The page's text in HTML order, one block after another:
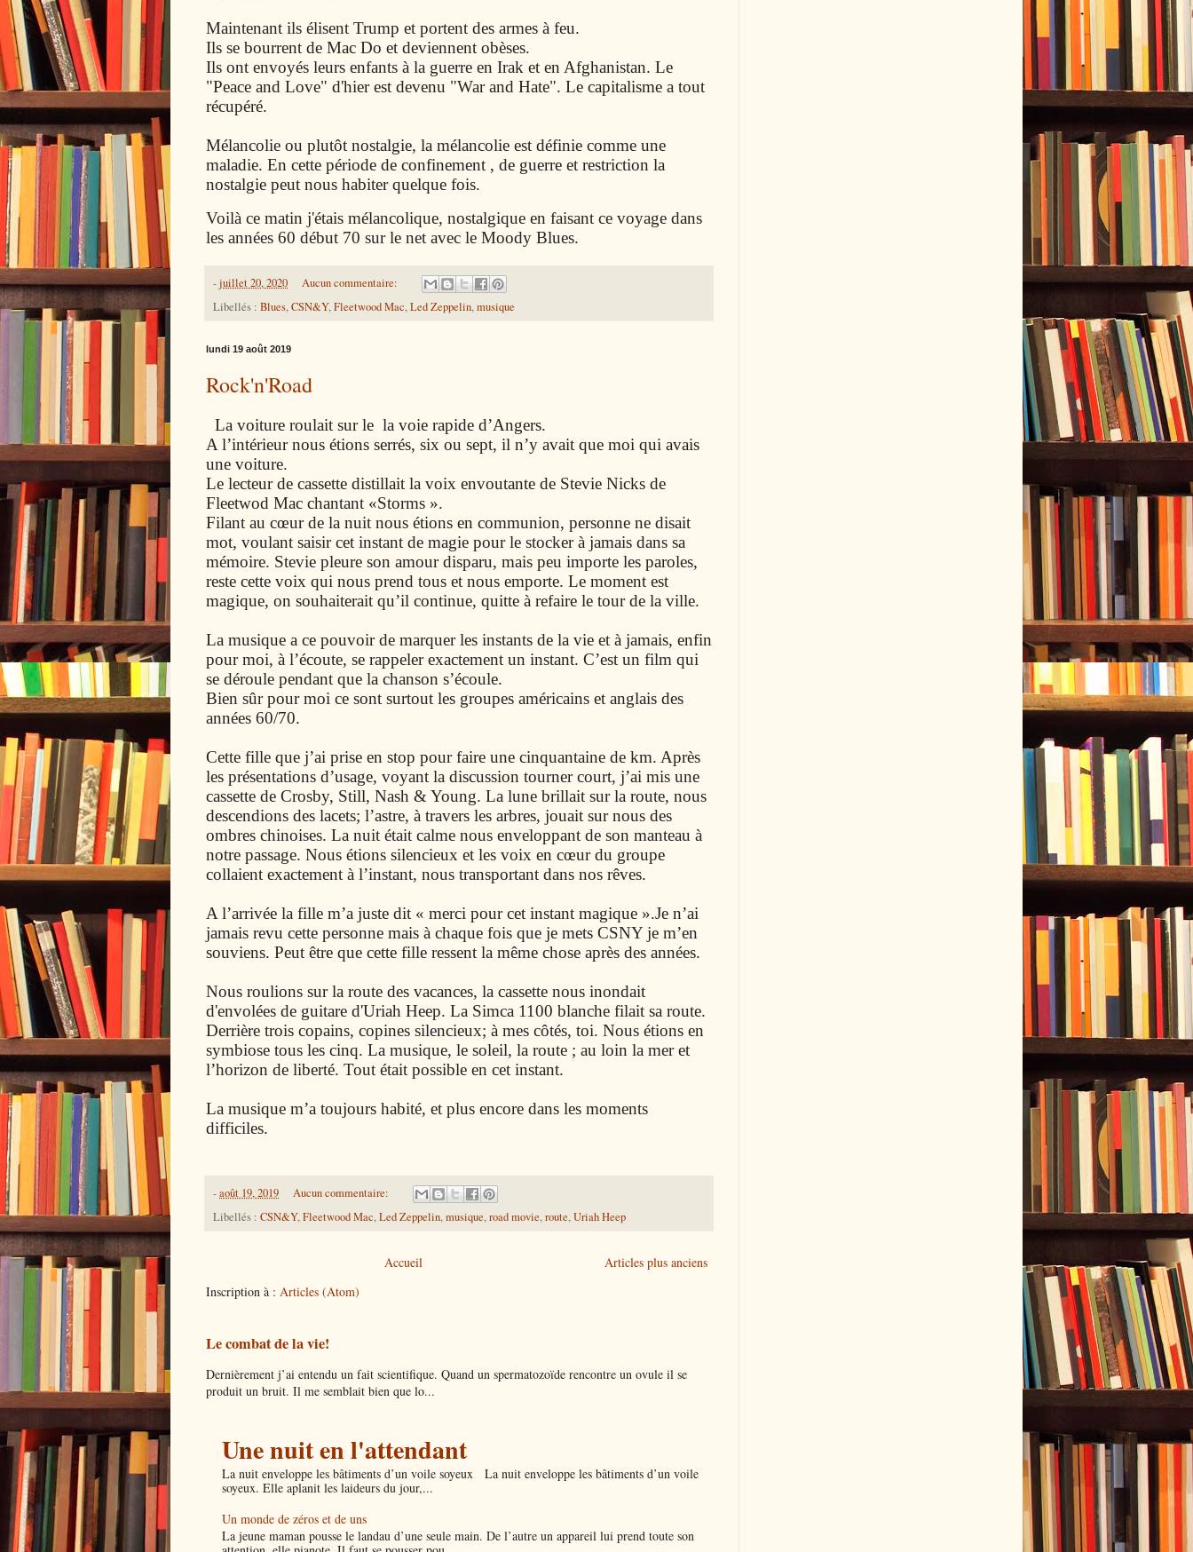
Maintenant ils élisent Trump et portent des armes à feu.
Ils se bourrent de Mac Do et deviennent obèses.
Ils ont envoyés leurs enfants à la guerre en Irak et en Afghanistan. Le
"Peace and Love" d'hier est devenu "War and Hate". Le capitalisme a tout
récupéré.
Mélancolie ou plutôt nostalgie, la mélancolie est définie comme une
maladie. En cette période de confinement , de guerre et restriction la
nostalgie peut nous habiter quelque fois.
Voilà ce matin j'étais mélancolique, nostalgique en faisant ce voyage dans
les années 60 début 70 sur le net avec le Moody Blues.
-juillet 20, 2020
Aucun commentaire:
Libellés : Blues,CSN&Y,Fleetwood Mac,Led Zeppelin,musique
lundi 19 août 2019
Rock'n'Road
La voiture roulait sur le la voie rapide d’Angers.
A l’intérieur nous étions serrés, six ou sept, il n’y avait que moi qui avais
une voiture.
Le lecteur de cassette distillait la voix envoutante de Stevie Nicks de
Fleetwod Mac chantant «Storms ».
Filant au cœur de la nuit nous étions en communion, personne ne disait
mot, voulant saisir cet instant de magie pour le stocker à jamais dans sa
mémoire. Stevie pleure son amour disparu, mais peu importe les paroles,
reste cette voix qui nous prend tous et nous emporte. Le moment est
magique, on souhaiterait qu’il continue, quitte à refaire le tour de la ville.
La musique a ce pouvoir de marquer les instants de la vie et à jamais, enfin
pour moi, à l’écoute, se rappeler exactement un instant. C’est un film qui
se déroule pendant que la chanson s’écoule.
Bien sûr pour moi ce sont surtout les groupes américains et anglais des
années 60/70.
Cette fille que j’ai prise en stop pour faire une cinquantaine de km. Après
les présentations d’usage, voyant la discussion tourner court, j’ai mis une
cassette de Crosby, Still, Nash & Young. La lune brillait sur la route, nous
descendions des lacets; l’astre, à travers les arbres, jouait sur nous des
ombres chinoises. La nuit était calme nous enveloppant de son manteau à
notre passage. Nous étions silencieux et les voix en cœur du groupe
collaient exactement à l’instant, nous transportant dans nos rêves.
A l’arrivée la fille m’a juste dit « merci pour cet instant magique ».Je n’ai
jamais revu cette personne mais à chaque fois que je mets CSNY je m’en
souviens. Peut être que cette fille ressent la même chose après des années.
Nous roulions sur la route des vacances, la cassette nous inondait
d'envolées de guitare d'Uriah Heep. La Simca 1100 blanche filait sa route.
Derrière trois copains, copines silencieux; à mes côtés, toi. Nous étions en
symbiose tous les cinq. La musique, le soleil, la route ; au loin la mer et
l’horizon de liberté. Tout était possible en cet instant.
La musique m’a toujours habité, et plus encore dans les moments
difficiles.
-août 19, 2019
Aucun commentaire:
Libellés : CSN&Y,Fleetwood Mac,Led Zeppelin,musique,road movie,route,Uriah Heep
Articles plus anciens
Accueil
Inscription à : Articles (Atom)
Le combat de la vie!
Dernièrement j’ai entendu un fait scientifique. Quand un spermatozoïde rencontre un ovule il se
produit un bruit. Il me semblait bien que lo...
Une nuit en l'attendant
La nuit enveloppe les bâtiments d’un voile soyeux La nuit enveloppe les bâtiments d’un voile
soyeux. Elle aplanit les laideurs du jour,...
Un monde de zéros et de uns
La jeune maman pousse le landau d’une seule main. De l’autre un appareil lui prend toute son